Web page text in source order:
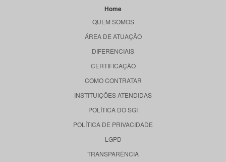
Home
QUEM SOMOS
ÁREA DE ATUAÇÃO
DIFERENCIAIS
CERTIFICAÇÃO
COMO CONTRATAR
INSTITUIÇÕES ATENDIDAS
POLÍTICA DO SGI
POLÍTICA DE PRIVACIDADE
LGPD
TRANSPARÊNCIA